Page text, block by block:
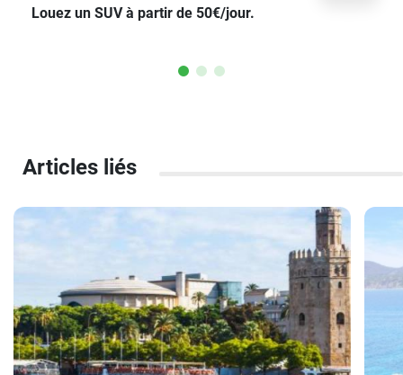
Louez un SUV à partir de 50€/jour.
Articles liés